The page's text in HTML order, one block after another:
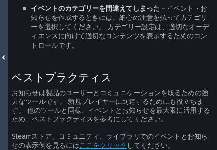
イベントのカテゴリーを間違えてしまった －イベント・お
知らせを作成するときには、細心の注意を払ってカテゴリ
ーを選択してください。 カテゴリー設定は、適切なオーデ
ィエンスに向けて適切なコンテンツを表示するためのコン
トロールです。
ベストプラクティス
お知らせは製品のユーザーとコミュニケーションを取るための強
力なツールです。 新規プレイヤーに到達するためにも役立ちま
す。 他のツールと同様、イベントとお知らせを最大限に活用する
ため、ベストプラクティスを参考にしてください。
Steamストア、コミュニティ、ライブラリでのイベントとお知ら
せの表示例を見るにはここをクリック してください。